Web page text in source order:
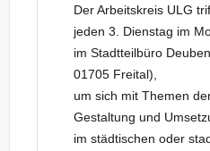
Der Arbeitskreis ULG
jeden 3. Dienstag im
im Stadtteilbüro
01705 Freital),
um sich mit Themen
Gestaltung und
im städtischen oder